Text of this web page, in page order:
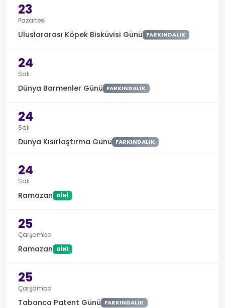
23
Pazartesi
Uluslararası Köpek Bisküvisi Günü FARKINDALIK
24
Salı
Dünya Barmenler Günü FARKINDALIK
24
Salı
Dünya Kısırlaştırma Günü FARKINDALIK
24
Salı
Ramazan DINI
25
Çarşamba
Ramazan DINI
25
Çarşamba
Tabanca Patent Günü FARKINDALIK